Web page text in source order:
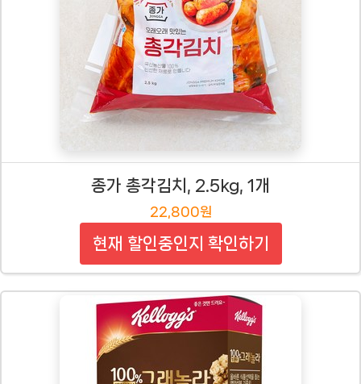
종가 총각김치, 2.5kg, 1개
22,800원
현재 할인중인지 확인하기